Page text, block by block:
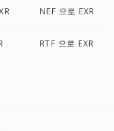
NEF 으로 EXR
RTF 으로 EXR